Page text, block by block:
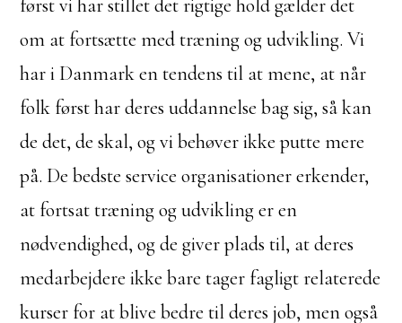
først vi har stillet det rigtige hold gælder det
om at fortsætte med træning og udvikling. Vi
har i Danmark en tendens til at mene, at når
folk først har deres uddannelse bag sig, så kan
de det, de skal, og vi behøver ikke putte mere
på. De bedste service organisationer erkender,
at fortsat træning og udvikling er en
nødvendighed, og de giver plads til, at deres
medarbejdere ikke bare tager fagligt relaterede
kurser for at blive bedre til deres job, men også